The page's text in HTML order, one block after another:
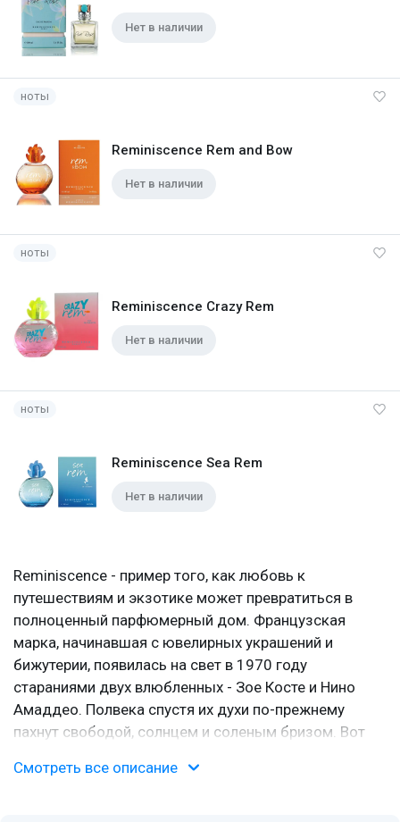
Нет в наличии
ноты
Reminiscence Rem and Bow
Нет в наличии
ноты
Reminiscence Crazy Rem
Нет в наличии
ноты
Reminiscence Sea Rem
Нет в наличии
Reminiscence - пример того, как любовь к
путешествиям и экзотике может превратиться в
полноценный парфюмерный дом. Французская
марка, начинавшая с ювелирных украшений и
бижутерии, появилась на свет в 1970 году
стараниями двух влюбленных - Зое Косте и Нино
Амаддео. Полвека спустя их духи по-прежнему
пахнут свободой, солнцем и соленым бризом. Вот
Смотреть все описание